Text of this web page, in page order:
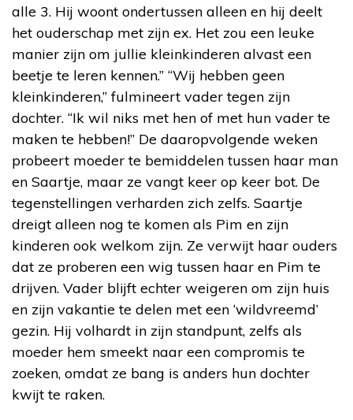
alle 3. Hij woont ondertussen alleen en hij deelt
het ouderschap met zijn ex. Het zou een leuke
manier zijn om jullie kleinkinderen alvast een
beetje te leren kennen.” “Wij hebben geen
kleinkinderen,” fulmineert vader tegen zijn
dochter. “Ik wil niks met hen of met hun vader te
maken te hebben!” De daaropvolgende weken
probeert moeder te bemiddelen tussen haar man
en Saartje, maar ze vangt keer op keer bot. De
tegenstellingen verharden zich zelfs. Saartje
dreigt alleen nog te komen als Pim en zijn
kinderen ook welkom zijn. Ze verwijt haar ouders
dat ze proberen een wig tussen haar en Pim te
drijven. Vader blijft echter weigeren om zijn huis
en zijn vakantie te delen met een ‘wildvreemd’
gezin. Hij volhardt in zijn standpunt, zelfs als
moeder hem smeekt naar een compromis te
zoeken, omdat ze bang is anders hun dochter
kwijt te raken.